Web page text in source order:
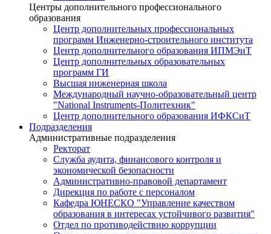
Центры дополнительного профессионального
образования
Центр дополнительных профессиональных
программ Инженерно-строительного института
Центр дополнительного образования ИПМЭиТ
Центр дополнительных образовательных
программ ГИ
Высшая инженерная школа
Международный научно-образовательный центр
"National Instruments-Политехник"
Центр дополнительного образования ИФКСиТ
Подразделения
Административные подразделения
Ректорат
Служба аудита, финансового контроля и
экономической безопасности
Административно-правовой департамент
Дирекция по работе с персоналом
Кафедра ЮНЕСКО "Управление качеством
образования в интересах устойчивого развития"
Отдел по противодействию коррупции